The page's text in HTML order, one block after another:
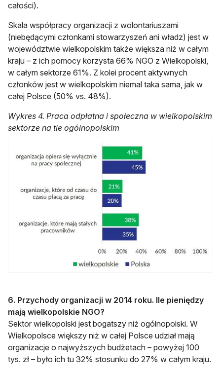
całości).
Skala współpracy organizacji z wolontariuszami
(niebędącymi członkami stowarzyszeń ani władz) jest w
województwie wielkopolskim także większa niż w całym
kraju – z ich pomocy korzysta 66% NGO z Wielkopolski,
w całym sektorze 61%. Z kolei procent aktywnych
członków jest w wielkopolskim niemal taka sama, jak w
całej Polsce (50% vs. 48%).
Wykres 4. Praca odpłatna i społeczna w wielkopolskim
sektorze na tle ogólnopolskim
6. Przychody organizacji w 2014 roku. Ile pieniędzy
mają wielkopolskie NGO?
Sektor wielkopolski jest bogatszy niż ogólnopolski. W
Wielkopolsce większy niż w całej Polsce udział mają
organizacje o najwyższych budżetach – powyżej 100
tys. zł – było ich tu 32% stosunku do 27% w całym kraju.